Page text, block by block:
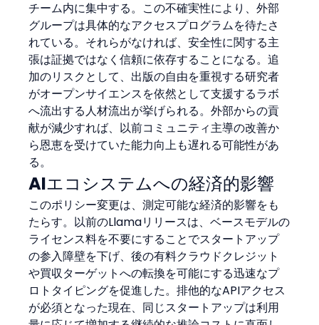
チーム内に集中する。この不確実性により、外部
グループは具体的なアクセスプログラムを待たさ
れている。それらがなければ、安全性に関する主
張は証拠ではなく信頼に依存することになる。追
加のリスクとして、出版の自由を重視する研究者
がオープンサイエンスを依然として支援するラボ
へ流出する人材流出が挙げられる。外部からの貢
献が減少すれば、以前コミュニティ主導の改善か
ら恩恵を受けていた能力向上も遅れる可能性があ
る。
AIエコシステムへの経済的影響
このポリシー変更は、測定可能な経済的影響をも
たらす。以前のLlamaリリースは、ベースモデルの
ライセンス料を不要にすることでスタートアップ
の参入障壁を下げ、後の有料クラウドクレジット
や買収ターゲットへの転換を可能にする迅速なプ
ロトタイピングを促進した。排他的なAPIアクセス
が必須となった現在、同じスタートアップは利用